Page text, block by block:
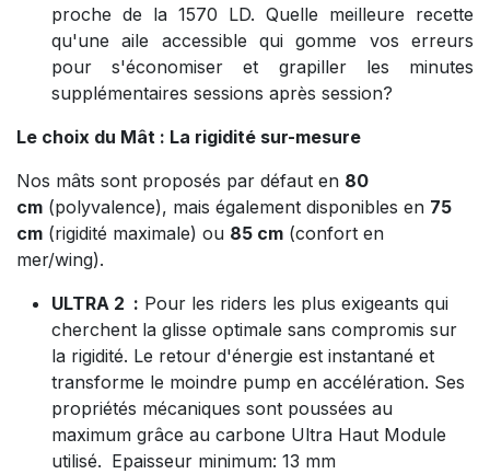
proche de la 1570 LD. Quelle meilleure recette
qu'une aile accessible qui gomme vos erreurs
pour s'économiser et grapiller les minutes
supplémentaires sessions après session?
Le choix du Mât : La rigidité sur-mesure
Nos mâts sont proposés par défaut en 80
cm (polyvalence), mais également disponibles en 75
cm (rigidité maximale) ou 85 cm (confort en
mer/wing).
ULTRA 2 : Pour les riders les plus exigeants qui
cherchent la glisse optimale sans compromis sur
la rigidité. Le retour d'énergie est instantané et
transforme le moindre pump en accélération. Ses
propriétés mécaniques sont poussées au
maximum grâce au carbone Ultra Haut Module
utilisé. Epaisseur minimum: 13 mm